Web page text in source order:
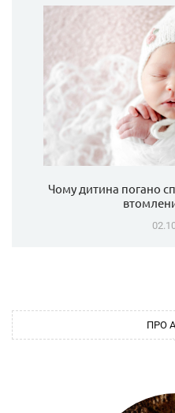
Чому дитина погано
ПРО